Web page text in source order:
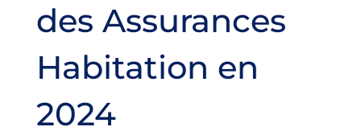
des Assurances
Habitation en
2024